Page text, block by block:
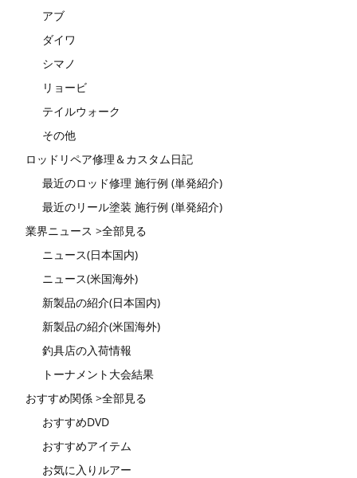
アブ
ダイワ
シマノ
リョービ
テイルウォーク
その他
ロッドリペア修理＆カスタム日記
最近のロッド修理 施行例 (単発紹介)
最近のリール塗装 施行例 (単発紹介)
業界ニュース >全部見る
ニュース(日本国内)
ニュース(米国海外)
新製品の紹介(日本国内)
新製品の紹介(米国海外)
釣具店の入荷情報
トーナメント大会結果
おすすめ関係 >全部見る
おすすめDVD
おすすめアイテム
お気に入りルアー